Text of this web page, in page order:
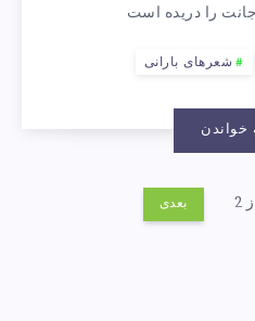
را دریده است
شعرهای بارانی
خواندن
بعدی